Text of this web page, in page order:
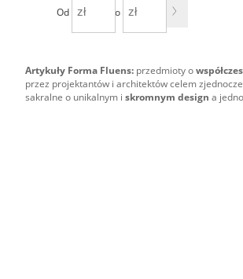
Od Do
Artykuły Forma Fluens: przedmioty o
przez projektantów i architektów celem
sakralne o unikalnym i skromnym design a